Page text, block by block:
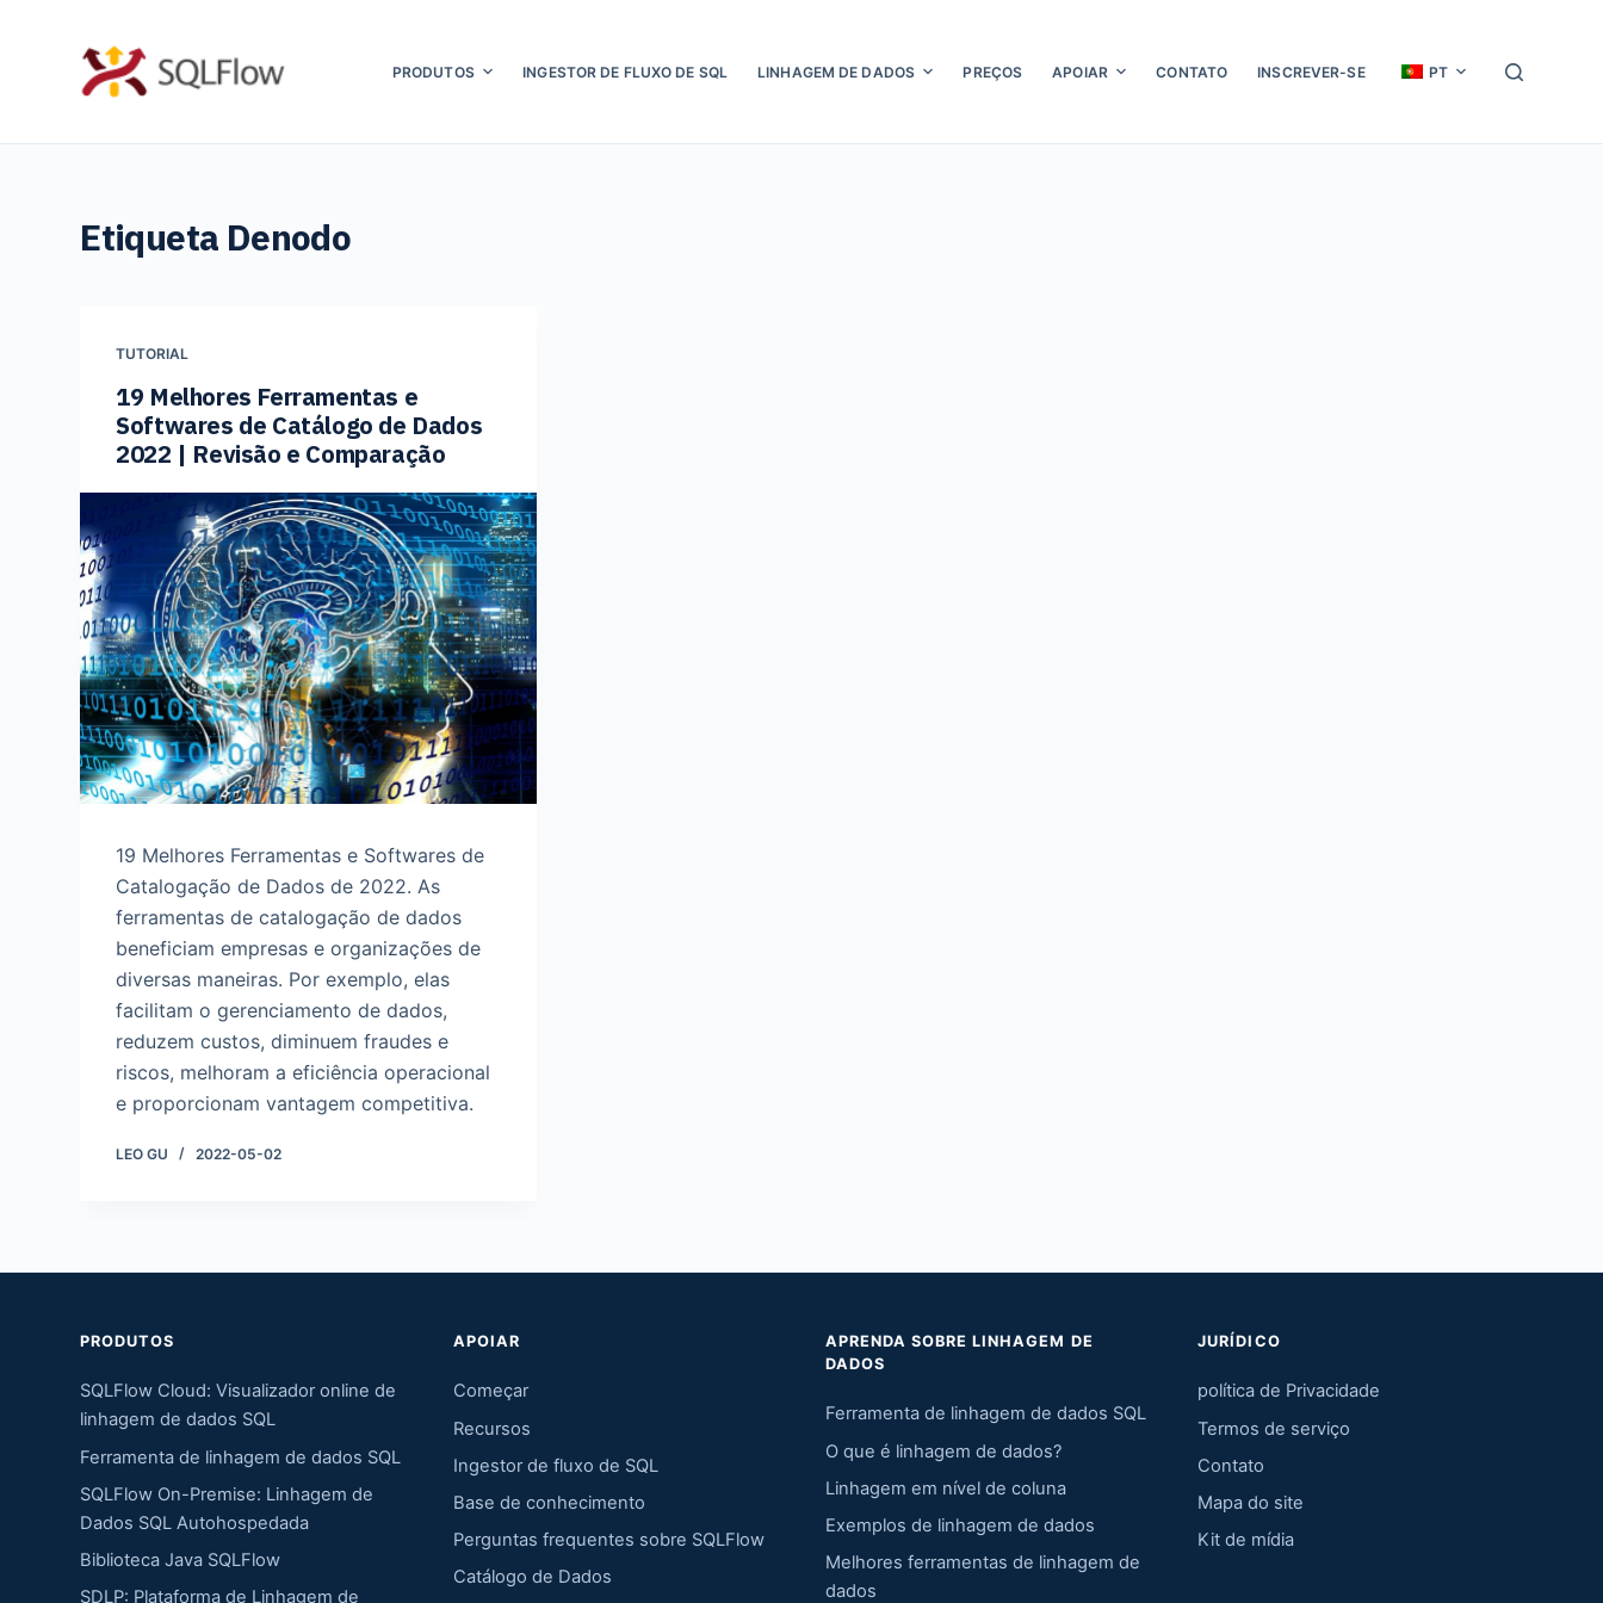
PRODUTOS INGESTOR DE FLUXO DE SQL LINHAGEM DE DADOS PREÇOS APOIAR CONTATO INSCREVER-SE PT
Etiqueta Denodo
TUTORIAL
19 Melhores Ferramentas e
Softwares de Catálogo de Dados
2022 | Revisão e Comparação
19 Melhores Ferramentas e Softwares de
Catalogação de Dados de 2022. As
ferramentas de catalogação de dados
beneficiam empresas e organizações de
diversas maneiras. Por exemplo, elas
facilitam o gerenciamento de dados,
reduzem custos, diminuem fraudes e
riscos, melhoram a eficiência operacional
e proporcionam vantagem competitiva.
LEO GU 2022-05-02
PRODUTOS
SQLFlow Cloud: Visualizador online de
linhagem de dados SQL
Ferramenta de linhagem de dados SQL
SQLFlow On-Premise: Linhagem de
Dados SQL Autohospedada
Biblioteca Java SQLFlow
SDLP: Plataforma de Linhagem de
APOIAR
Começar
Recursos
Ingestor de fluxo de SQL
Base de conhecimento
Perguntas frequentes sobre SQLFlow
Catálogo de Dados
APRENDA SOBRE LINHAGEM DE
DADOS
Ferramenta de linhagem de dados SQL
O que é linhagem de dados?
Linhagem em nível de coluna
Exemplos de linhagem de dados
Melhores ferramentas de linhagem de
dados
JURÍDICO
política de Privacidade
Termos de serviço
Contato
Mapa do site
Kit de mídia